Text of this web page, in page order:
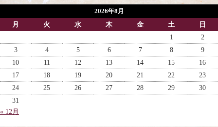
2026年8月
月 火 水 木 金 土
日
1
2
3
4 5 6 7 8
9
10
11 12 13 14 15
16
17
18 19 20 21 22
23
24
25 26 27 28 29
30
31
« 12月